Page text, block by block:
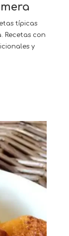
típicas
Recetas con
y